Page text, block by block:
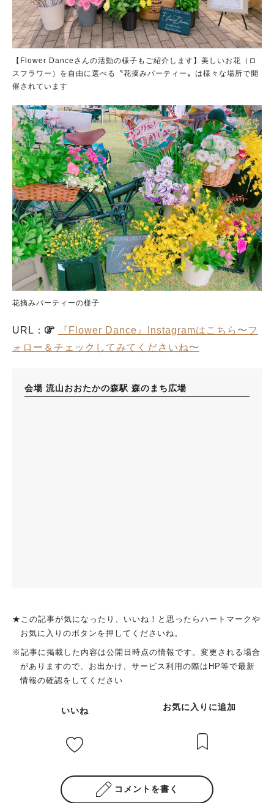
【Flower Danceさんの活動の様子もご紹介します】美しいお花（ロ
スフラワー）を自由に選べる〝花摘みパーティー〟は様々な場所で開
催されています
花摘みパーティーの様子
URL：
『Flower Dance』Instagramはこちら〜フ
ォロー＆チェックしてみてくださいね〜
会場 流山おおたかの森駅 森のまち広場
★この記事が気になったり、いいね！と思ったらハートマークや
お気に入りのボタンを押してくださいね。
※記事に掲載した内容は公開日時点の情報です。変更される場合
がありますので、お出かけ、サービス利用の際はHP等で最新
情報の確認をしてください
いいね お気に入りに追加
コメントを書く